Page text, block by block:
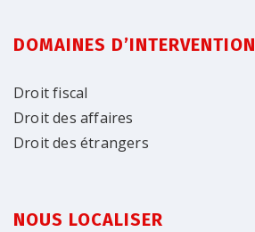
DOMAINES D’INTERVENTION
Droit fiscal
Droit des affaires
Droit des étrangers
NOUS LOCALISER